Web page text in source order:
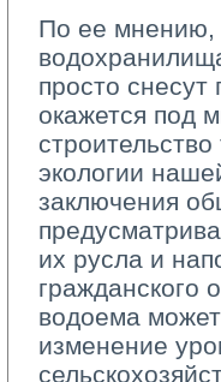
По ее мнению,
просто
окажется под
экологии
заключения
их русла и
гражданского
водоема
изменение